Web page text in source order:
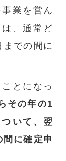
業を営ん
、通常ど
での間に
とになっ
その年の1
いて、翌
に確定申